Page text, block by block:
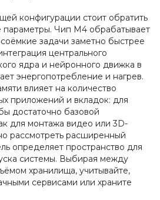
конфигурации стоит обратить
Чип M4 обрабатывает
задачи заметно быстрее
центрального
ядра и нейронного движка в
энергопотребление и нагрев.
влияет на количество
приложений и вкладок: для
достаточно базовой
для монтажа видео или 3D-
рассмотреть расширенный
определяет пространство для
системы. Выбирая между
хранилища, учитывайте,
сервисами или храните